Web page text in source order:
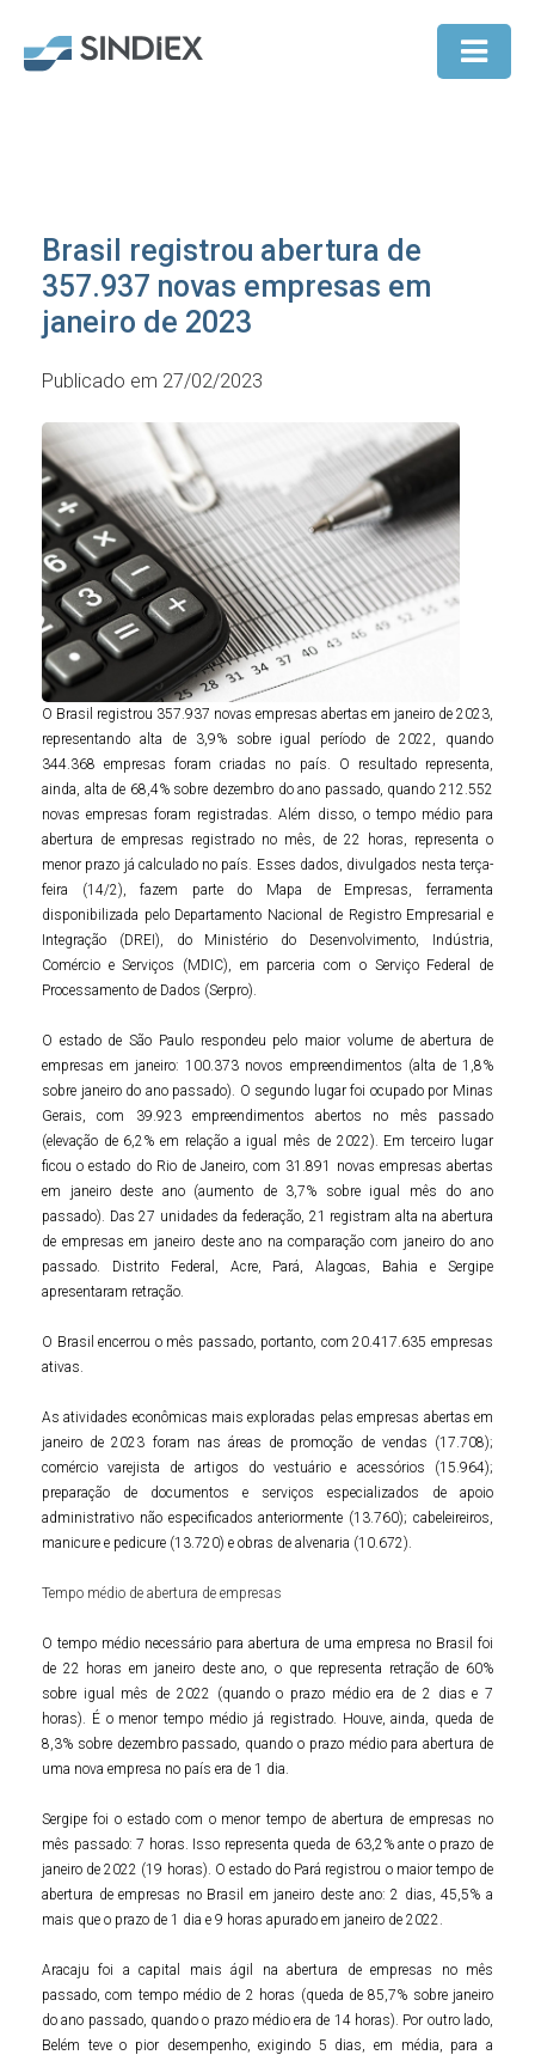
Brasil registrou abertura de
357.937 novas empresas em
janeiro de 2023
Publicado em 27/02/2023
O Brasil registrou 357.937 novas empresas abertas em janeiro de 2023,
representando alta de 3,9% sobre igual período de 2022, quando
344.368 empresas foram criadas no país. O resultado representa,
ainda, alta de 68,4% sobre dezembro do ano passado, quando 212.552
novas empresas foram registradas. Além disso, o tempo médio para
abertura de empresas registrado no mês, de 22 horas, representa o
menor prazo já calculado no país. Esses dados, divulgados nesta terça-
feira (14/2), fazem parte do Mapa de Empresas, ferramenta
disponibilizada pelo Departamento Nacional de Registro Empresarial e
Integração (DREI), do Ministério do Desenvolvimento, Indústria,
Comércio e Serviços (MDIC), em parceria com o Serviço Federal de
Processamento de Dados (Serpro).
O estado de São Paulo respondeu pelo maior volume de abertura de
empresas em janeiro: 100.373 novos empreendimentos (alta de 1,8%
sobre janeiro do ano passado). O segundo lugar foi ocupado por Minas
Gerais, com 39.923 empreendimentos abertos no mês passado
(elevação de 6,2% em relação a igual mês de 2022). Em terceiro lugar
ficou o estado do Rio de Janeiro, com 31.891 novas empresas abertas
em janeiro deste ano (aumento de 3,7% sobre igual mês do ano
passado). Das 27 unidades da federação, 21 registram alta na abertura
de empresas em janeiro deste ano na comparação com janeiro do ano
passado. Distrito Federal, Acre, Pará, Alagoas, Bahia e Sergipe
apresentaram retração.
O Brasil encerrou o mês passado, portanto, com 20.417.635 empresas
ativas.
As atividades econômicas mais exploradas pelas empresas abertas em
janeiro de 2023 foram nas áreas de promoção de vendas (17.708);
comércio varejista de artigos do vestuário e acessórios (15.964);
preparação de documentos e serviços especializados de apoio
administrativo não especificados anteriormente (13.760); cabeleireiros,
manicure e pedicure (13.720) e obras de alvenaria (10.672).
Tempo médio de abertura de empresas
O tempo médio necessário para abertura de uma empresa no Brasil foi
de 22 horas em janeiro deste ano, o que representa retração de 60%
sobre igual mês de 2022 (quando o prazo médio era de 2 dias e 7
horas). É o menor tempo médio já registrado. Houve, ainda, queda de
8,3% sobre dezembro passado, quando o prazo médio para abertura de
uma nova empresa no país era de 1 dia.
Sergipe foi o estado com o menor tempo de abertura de empresas no
mês passado: 7 horas. Isso representa queda de 63,2% ante o prazo de
janeiro de 2022 (19 horas). O estado do Pará registrou o maior tempo de
abertura de empresas no Brasil em janeiro deste ano: 2 dias, 45,5% a
mais que o prazo de 1 dia e 9 horas apurado em janeiro de 2022.
Aracaju foi a capital mais ágil na abertura de empresas no mês
passado, com tempo médio de 2 horas (queda de 85,7% sobre janeiro
do ano passado, quando o prazo médio era de 14 horas). Por outro lado,
Belém teve o pior desempenho, exigindo 5 dias, em média, para a